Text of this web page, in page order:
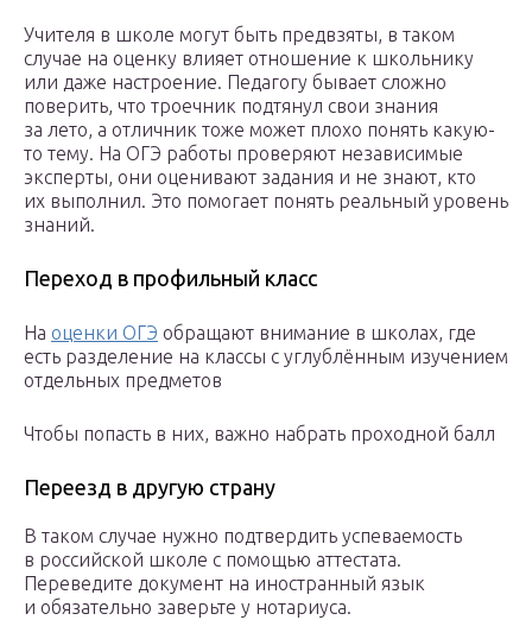
Учителя в школе могут быть предвзяты, в таком
случае на оценку влияет отношение к школьнику
или даже настроение. Педагогу бывает сложно
поверить, что троечник подтянул свои знания
за лето, а отличник тоже может плохо понять какую-
то тему. На ОГЭ работы проверяют независимые
эксперты, они оценивают задания и не знают, кто
их выполнил. Это помогает понять реальный уровень
знаний.
Переход в профильный класс
На оценки ОГЭ обращают внимание в школах, где
есть разделение на классы с углублённым изучением
отдельных предметов
Чтобы попасть в них, важно набрать проходной балл
Переезд в другую страну
В таком случае нужно подтвердить успеваемость
в российской школе с помощью аттестата.
Переведите документ на иностранный язык
и обязательно заверьте у нотариуса.